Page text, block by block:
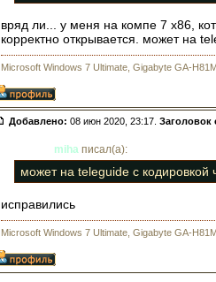
вряд ли... у меня на компе 7 х86,
корректно открывается. может на
Microsoft Windows 7 Ultimate, Gigabyte GA-
Добавлено: 08 июн 2020, 23:17. Заголовок
miha писал(а):
может на teleguide с кодировкой
исправились
Microsoft Windows 7 Ultimate, Gigabyte GA-